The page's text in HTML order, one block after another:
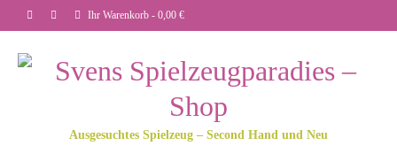
Ihr Warenkorb - 0,00 €
Ausgesuchtes Spielzeug – Second Hand und Neu